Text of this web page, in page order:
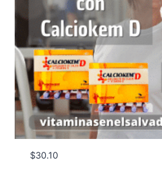
$30.10